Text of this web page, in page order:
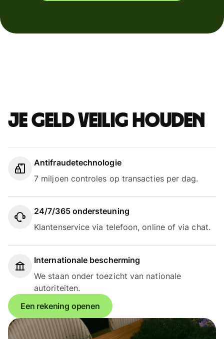
Je geld veilig houden
Antifraudetechnologie
7 miljoen controles op transacties per dag.
24/7/365 ondersteuning
Klantenservice via telefoon, online of via chat.
Internationale bescherming
We staan onder toezicht van nationale
autoriteiten.
Een rekening openen